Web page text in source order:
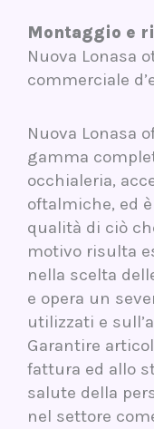
Montaggio e
Nuova Lonasa
commerciale
Nuova Lonasa
gamma
occhialeria,
oftalmiche, ed
qualità di ciò
motivo risulta
nella scelta
e opera un
utilizzati e
Garantire
fattura ed allo
salute della
nel settore